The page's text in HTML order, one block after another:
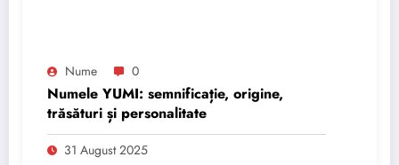
Nume 0
Numele YUMI: semnificație, origine,
trăsături și personalitate
31 August 2025